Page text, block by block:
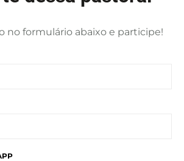
no formulário abaixo e participe!